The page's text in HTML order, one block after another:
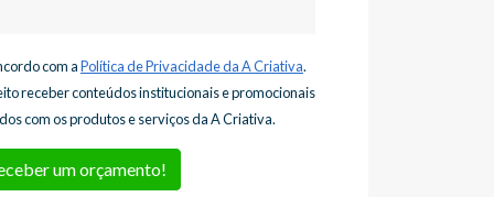
e faz todo o acompanhamento e
marca!
com aPolítica de Privacidade da A Criativa.
receber conteúdos institucionais e promocionais
com os produtos e serviços da A Criativa.